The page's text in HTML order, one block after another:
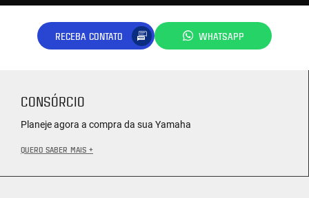
RECEBA CONTATO WHATSAPP
CONSÓRCIO
Planeje agora a compra da sua Yamaha
QUERO SABER MAIS +